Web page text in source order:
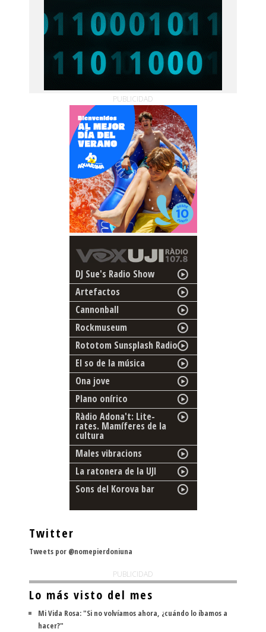
PUBLICIDAD
DJ Sue's Radio Show
Artefactos
Cannonball
Rockmuseum
Rototom Sunsplash Radio
El so de la música
Ona jove
Plano onírico
Ràdio Adona't: Lite-
rates. Mamíferes de la
cultura
Males vibracions
La ratonera de la UJI
Sons del Korova bar
Twitter
Tweets por @nomepierdoniuna
PUBLICIDAD
Lo más visto del mes
Mi Vida Rosa: "Si no volvíamos ahora, ¿cuándo lo íbamos a
hacer?"